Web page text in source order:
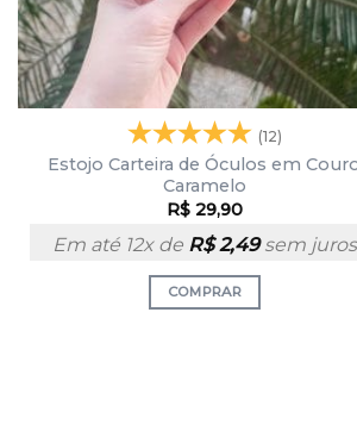
(12)
Estojo Carteira de Óculos em
Caramelo
R$29,90
Em até 12x de R$2,49sem juros
COMPRAR